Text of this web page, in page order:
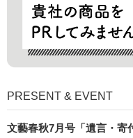
PRESENT & EVENT
文藝春秋7月号「遺言・寄